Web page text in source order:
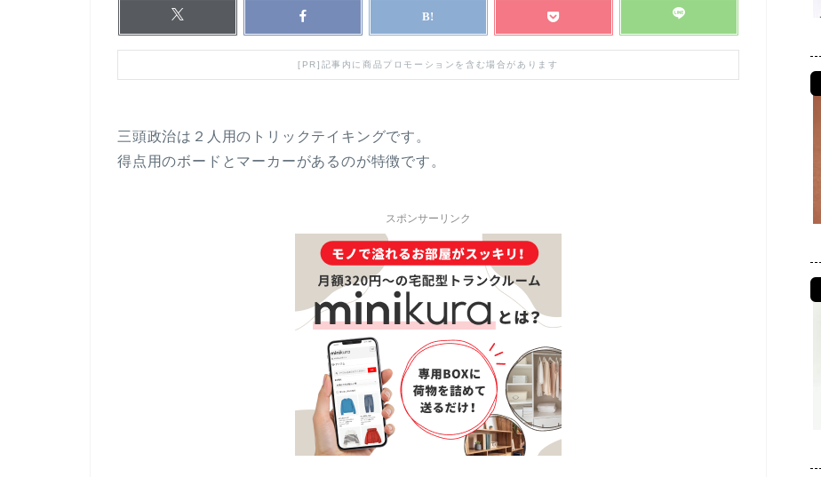
[PR]記事内に商品プロモーションを含む場合があります
三頭政治は２人用のトリックテイキングです。
得点用のボードとマーカーがあるのが特徴です。
スポンサーリンク